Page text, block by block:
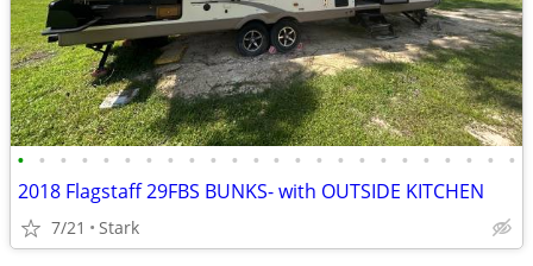
• • • • • • • • • • • • • • • • • • • • • • • •
2018 Flagstaff 29FBS BUNKS- with OUTSIDE KITCHEN
7/21 Stark